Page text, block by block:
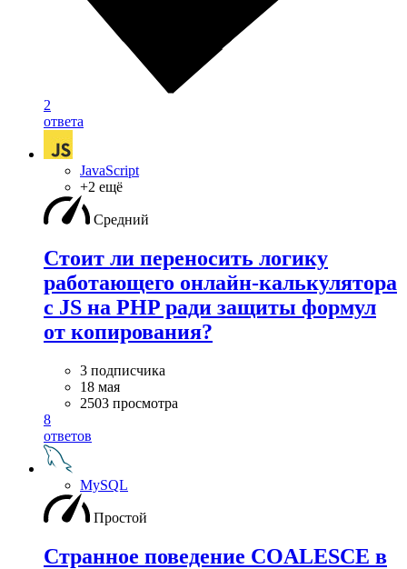
2
ответа
JavaScript
+2 ещё
Средний
Стоит ли переносить логику
работающего онлайн-калькулятора
с JS на PHP ради защиты формул
от копирования?
3 подписчика
18 мая
2503 просмотра
8
ответов
MySQL
Простой
Странное поведение COALESCE в